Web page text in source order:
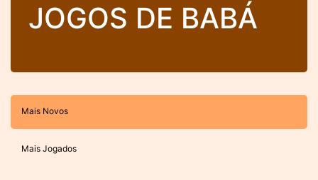
JOGOS DE BABÁ
Mais Novos
Mais Jogados